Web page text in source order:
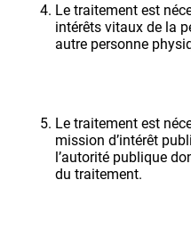
Le traitement est
intérêts vitaux de la
autre personne
Le traitement est
mission d’intérêt
l’autorité publique
du traitement.